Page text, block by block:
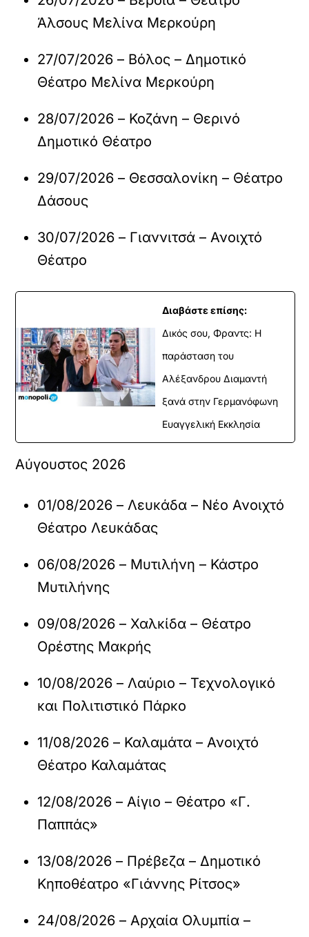
Άλσους Μελίνα Μερκούρη
27/07/2026 – Βόλος – Δημοτικό
Θέατρο Μελίνα Μερκούρη
28/07/2026 – Κοζάνη – Θερινό
Δημοτικό Θέατρο
29/07/2026 – Θεσσαλονίκη – Θέατρο
Δάσους
30/07/2026 – Γιαννιτσά – Ανοιχτό
Θέατρο
Διαβάστε επίσης:
Δικός σου, Φραντς: Η
παράσταση του
Αλέξανδρου Διαμαντή
ξανά στην Γερμανόφωνη
Ευαγγελική Εκκλησία
Αύγουστος 2026
01/08/2026 – Λευκάδα – Νέο Ανοιχτό
Θέατρο Λευκάδας
06/08/2026 – Μυτιλήνη – Κάστρο
Μυτιλήνης
09/08/2026 – Χαλκίδα – Θέατρο
Ορέστης Μακρής
10/08/2026 – Λαύριο – Τεχνολογικό
και Πολιτιστικό Πάρκο
11/08/2026 – Καλαμάτα – Ανοιχτό
Θέατρο Καλαμάτας
12/08/2026 – Αίγιο – Θέατρο «Γ.
Παππάς»
13/08/2026 – Πρέβεζα – Δημοτικό
Κηποθέατρο «Γιάννης Ρίτσος»
24/08/2026 – Αρχαία Ολυμπία –